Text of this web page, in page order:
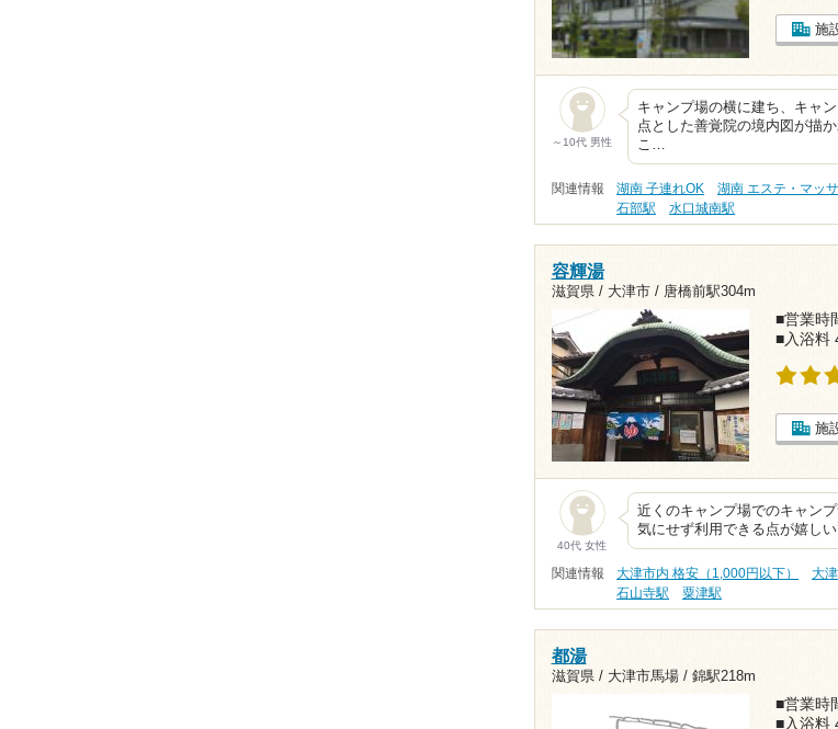
施
～10代 男性
キャンプ場の横に建ち、キャ
点とした善覚院の境内図が描
こ…
関連情報 湖南 子連れOK 湖南 エステ・マッ
石部駅
水口城南駅
容輝湯
滋賀県 / 大津市 / 唐橋前駅304m
■営業時
■入浴料
施
40代 女性
近くのキャンプ場でのキャン
気にせず利用できる点が嬉し
関連情報 大津市内 格安（1,000円以下） 大
石山寺駅
粟津駅
都湯
滋賀県 / 大津市馬場 / 錦駅218m
■営業時
■入浴料